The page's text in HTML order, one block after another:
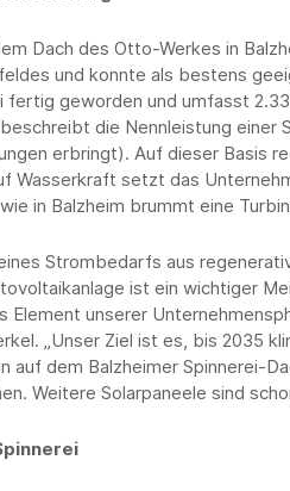
Dach des Otto-Werkes in
und konnte als bestens
geworden und umfasst
die Nennleistung einer
erbringt). Auf dieser Basis
Wasserkraft setzt das
in Balzheim brummt eine
Strombedarfs aus
ist ein wichtiger
unserer
„Unser Ziel ist es, bis 2035
auf dem Balzheimer Spinnerei-
Weitere Solarpaneele sind